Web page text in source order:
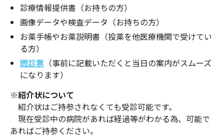
診療情報提供書（お持ちの方）
画像データや検査データ（お持ちの方）
お薬手帳やお薬説明書（投薬を他医療機関で受けてい
る方）
問診票 （事前に記載いただくと当日の案内がスムーズ
になります）
※紹介状について
紹介状はご持参されなくても受診可能です。
現在受診中の病院があれば経過等がわかる為、可能で
あればご持参ください。